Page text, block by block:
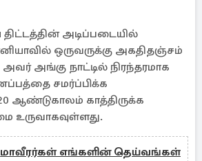
திட்டத்தின் அடிப்படையில்
ஒருவருக்கு அகதிதஞ்சம்
அங்கு நாட்டில் நிரந்தரமாக
சமர்ப்பிக்க
ஆண்டுகாலம் காத்திருக்க
உருவாகவுள்ளது.
மாவீரர்கள் எங்களின் தெய்வங்கள்